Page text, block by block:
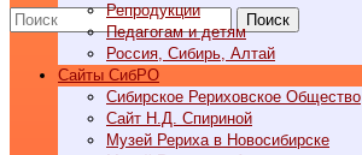
Поиск
Репродукции
Педагогам и детям
Россия, Сибирь, Алтай
Cайты СибРО
Сибирское Рериховское Общество
Сайт Н.Д. Спириной
Музей Рериха в Новосибирске